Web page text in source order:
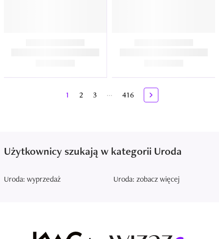
1 2 3 ... 416
Użytkownicy szukają w kategorii Uroda
Uroda: wyprzedaż Uroda: zobacz więcej